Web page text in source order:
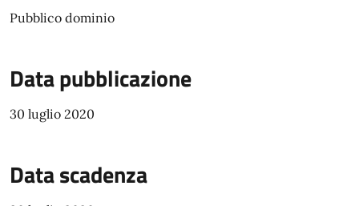
Pubblico dominio
Data pubblicazione
30 luglio 2020
Data scadenza